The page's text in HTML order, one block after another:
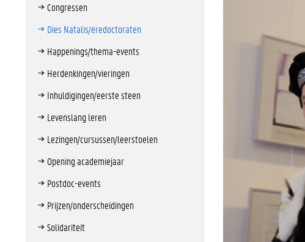
Congressen
Dies Natalis/eredoctoraten
Happenings/thema-events
Herdenkingen/vieringen
Inhuldigingen/eerste steen
Levenslang leren
Lezingen/cursussen/leerstoelen
Opening academiejaar
Postdoc-events
Prijzen/onderscheidingen
Solidariteit